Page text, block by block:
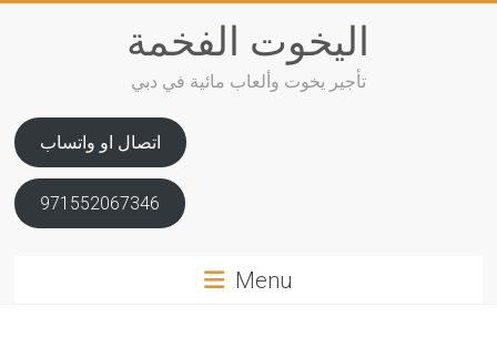
اليخوت الفخمة
تأجير يخوت وألعاب مائية في دبي
اتصال او واتساب
971552067346
Menu